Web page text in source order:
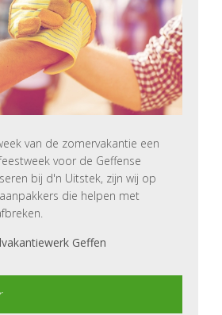
van de zomervakantie een
voor de Geffense
bij d'n Uitstek, zijn wij op
die helpen met
Geffen